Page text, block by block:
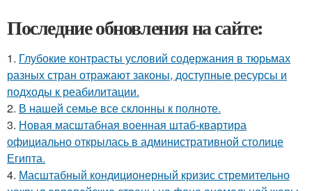
Последние обновления на сайте:
1. Глубокие контрасты условий содержания в тюрьмах
разных стран отражают законы, доступные ресурсы и
подходы к реабилитации.
2. В нашей семье все склонны к полноте.
3. Новая масштабная военная штаб-квартира
официально открылась в административной столице
Египта.
4. Масштабный кондиционерный кризис стремительно